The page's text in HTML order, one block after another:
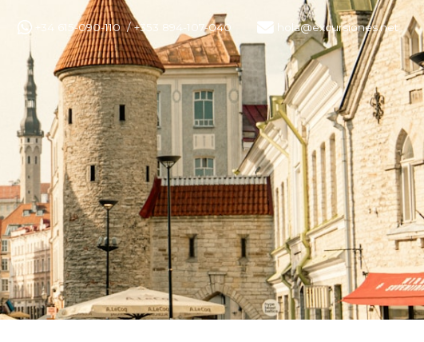
+34 615-090-110 / +353 894-107-040 hola@excursiones.net